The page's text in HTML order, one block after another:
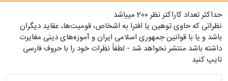
حداکثر تعداد کاراکتر نظر 200 ميياشد
نظراتی که حاوی توهین یا افترا به اشخاص، قومیت‌ها، عقاید دیگران
باشد و یا با قوانین جمهوری اسلامی ایران و آموزه‌های دینی مغایرت
داشته باشد منتشر نخواهد شد - لطفاً نظرات خود را با حروف فارسی
تایپ کنید